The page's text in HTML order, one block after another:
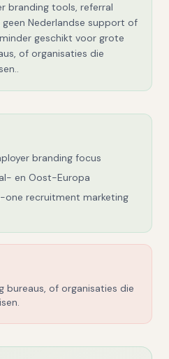
branding tools, referral
Nederlandse support of
geschikt voor grote
of organisaties die
branding focus
en Oost-Europa
one recruitment marketing
bureaus, of organisaties die